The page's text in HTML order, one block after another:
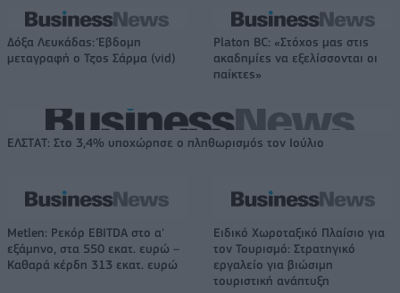
Δόξα Λευκάδας: Έβδομη
μεταγραφή ο Τζος Σάρμα (vid)
Platon BC: «Στόχος μας στις
ακαδημίες να εξελίσσονται οι
παίκτες»
ΕΛΣΤΑΤ: Στο 3,4% υποχώρησε ο πληθωρισμός τον Ιούλιο
Metlen: Ρεκόρ EBITDA στο α'
εξάμηνο, στα 550 εκατ. ευρώ –
Καθαρά κέρδη 313 εκατ. ευρώ
Ειδικό Χωροταξικό Πλαίσιο για
τον Τουρισμό: Στρατηγικό
εργαλείο για βιώσιμη
τουριστική ανάπτυξη